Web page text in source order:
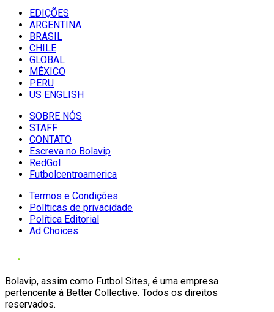
EDIÇÕES
ARGENTINA
BRASIL
CHILE
GLOBAL
MÉXICO
PERU
US ENGLISH
SOBRE NÓS
STAFF
CONTATO
Escreva no Bolavip
RedGol
Futbolcentroamerica
Termos e Condições
Políticas de privacidade
Política Editorial
Ad Choices
Bolavip, assim como Futbol Sites, é uma empresa
pertencente à Better Collective. Todos os direitos
reservados.